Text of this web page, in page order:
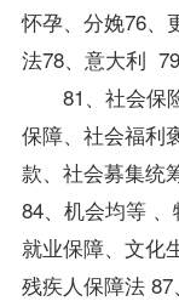
怀孕、分娩76、
法78、意大利
81、社会保险
保障、社会福利
款、社会募集统
84、机会均等 、
就业保障、文化
残疾人保障法